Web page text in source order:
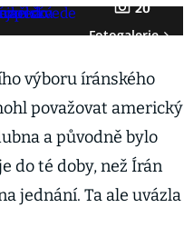
20
Fotogalerie
výboru íránského
považovat americký
a původně bylo
do té doby, než Írán
jednání. Ta ale uvázla